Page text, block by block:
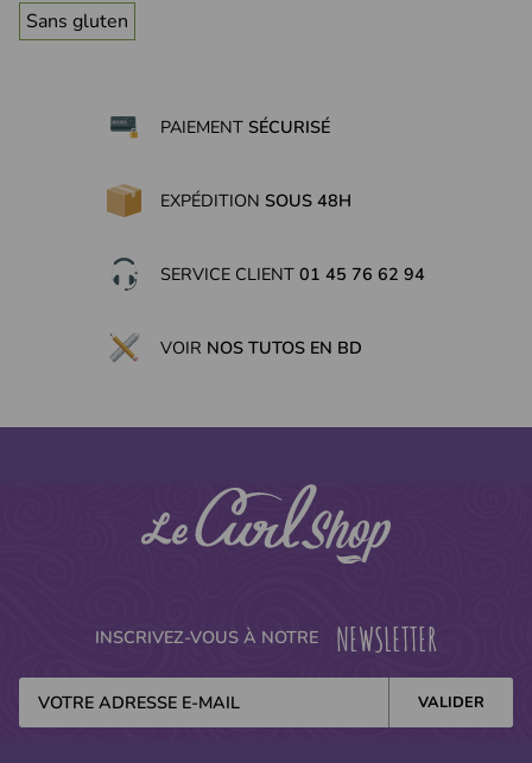
Sans gluten
PAIEMENT SÉCURISÉ
EXPÉDITION SOUS 48H
SERVICE CLIENT 01 45 76 62 94
VOIR NOS TUTOS EN BD
INSCRIVEZ-VOUS À NOTRE NEWSLETTER